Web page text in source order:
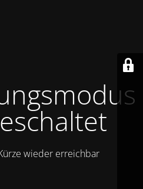
wieder erreichbar